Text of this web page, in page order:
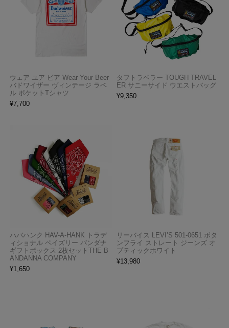
ウェア ユア ビア Wear Your Beer
バドワイザー ヴィンテージ ラベ
ル ポケットTシャツ
¥7,700
タフトラベラー TOUGH TRAVEL
ER サニーサイド ウエストバッグ
¥9,350
ハバハンク HAV-A-HANK トラデ
ィショナル ペイズリー バンダナ
ギフトボックス 2枚セットTHE B
ANDANNA COMPANY
¥1,650
リーバイス LEVI’S 501-0651 ボタ
ンフライ ストレート ジーンズ オ
プティックホワイト
¥13,980